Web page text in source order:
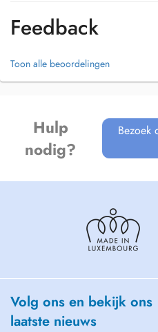
Feedback
Toon alle beoordelingen
Hulp
nodig?
Bezoek
Volg ons en bekijk ons
laatste nieuws